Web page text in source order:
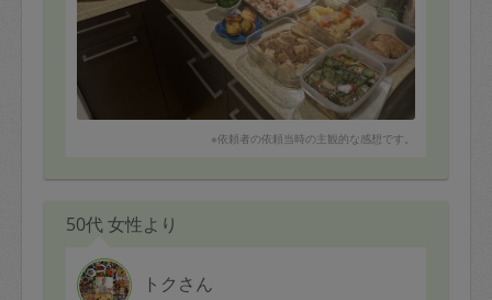
※依頼者の依頼当時の主観的な感想です。
50代 女性より
トクさん